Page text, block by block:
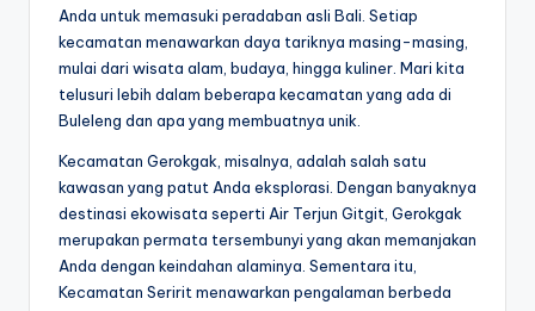
Anda untuk memasuki peradaban asli Bali. Setiap
kecamatan menawarkan daya tariknya masing-masing,
mulai dari wisata alam, budaya, hingga kuliner. Mari kita
telusuri lebih dalam beberapa kecamatan yang ada di
Buleleng dan apa yang membuatnya unik.
Kecamatan Gerokgak, misalnya, adalah salah satu
kawasan yang patut Anda eksplorasi. Dengan banyaknya
destinasi ekowisata seperti Air Terjun Gitgit, Gerokgak
merupakan permata tersembunyi yang akan memanjakan
Anda dengan keindahan alaminya. Sementara itu,
Kecamatan Seririt menawarkan pengalaman berbeda